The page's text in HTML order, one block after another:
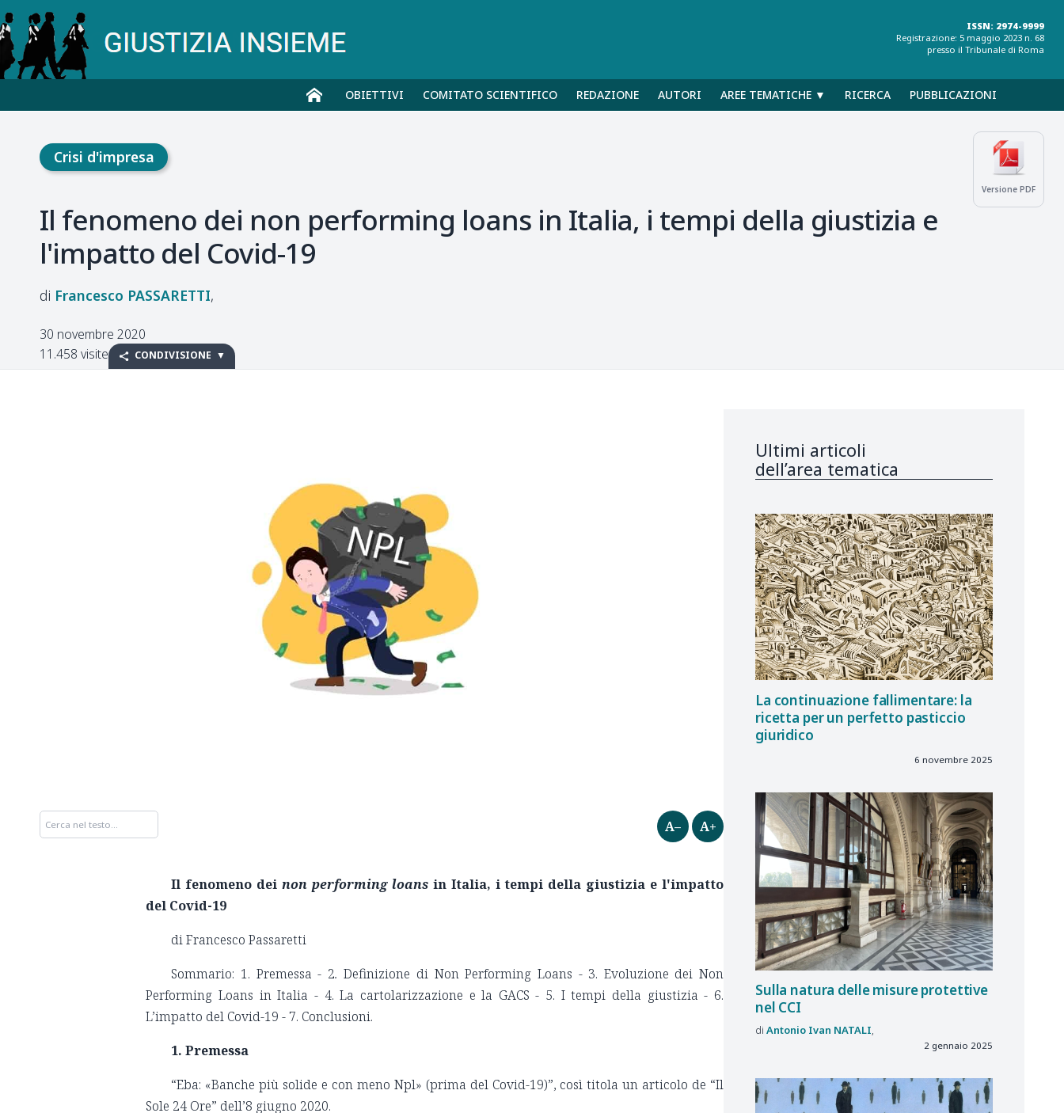
ISSN: 2974-9999
Registrazione: 5 maggio 2023 n. 68
presso il Tribunale di Roma
OBIETTIVI COMITATO SCIENTIFICO REDAZIONE AUTORI AREE TEMATICHE ▼ RICERCA PUBBLICAZIONI
Versione PDF
Crisi d'impresa
Il fenomeno dei non performing loans in Italia, i tempi della giustizia e
l'impatto del Covid-19
Francesco PASSARETTI
30 novembre 2020
11.458 visite
CONDIVISIONE
A– A+
Il fenomeno deinon performing loansin Italia, i tempi della giustizia e l'impatto
del Covid-19
di Francesco Passaretti
Sommario: 1. Premessa - 2.Definizione di Non Performing Loans - 3. Evoluzione dei Non
Performing Loans in Italia - 4. La cartolarizzazione e la GACS - 5. I tempi della giustizia - 6.
L’impatto del Covid-19 - 7. Conclusioni.
1. Premessa
“Eba: «Banche più solide e con meno Npl» (prima del Covid-19)”, così titola un articolo de “Il
Sole 24 Ore” dell’8 giugno 2020.
Ultimi articoli
dell’area tematica
La continuazione fallimentare: la
ricetta per un perfetto pasticcio
giuridico
6 novembre 2025
Sulla natura dellemisure protettive
nel CCI
Antonio Ivan NATALI
2 gennaio 2025